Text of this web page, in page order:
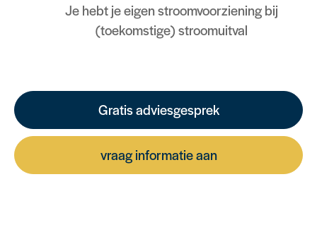
Je hebt je eigen stroomvoorziening bij
(toekomstige) stroomuitval
Gratis adviesgesprek
vraag informatie aan